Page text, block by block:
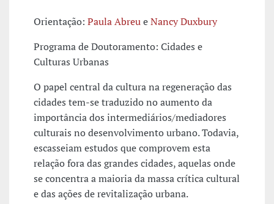
Orientação: Paula AbreueNancy Duxbury
Programa de Doutoramento: Cidades e
Culturas Urbanas
O papel central da cultura na regeneração das
cidades tem-se traduzido no aumento da
importância dos intermediários/mediadores
culturais no desenvolvimento urbano. Todavia,
escasseiam estudos que comprovem esta
relação fora das grandes cidades, aquelas onde
se concentra a maioria da massa crítica cultural
e das ações de revitalização urbana.